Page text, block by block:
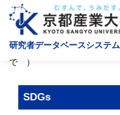
研究者データベースシステム
で ）
SDGs